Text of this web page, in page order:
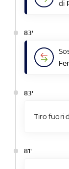
di
83'
83'
Tiro fuori
81'